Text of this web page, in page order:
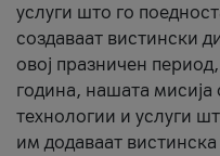
услуги што го
создаваат вистински
овој празничен
година, нашата мисија
технологии и услуги
им додаваат